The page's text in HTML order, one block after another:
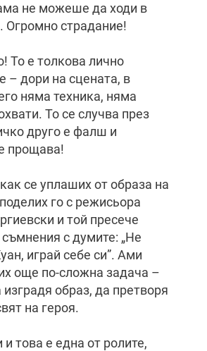
не можеше да ходи в
Огромно страдание!
То е толкова лично
– дори на сцената, в
няма техника, няма
То се случва през
друго е фалш и
прощава!
се уплаших от образа на
го с режисьора
и той пресече
с думите: „Не
играй себе си”. Ами
още по-сложна задача –
изградя образ, да претворя
на героя.
и това е една от ролите,